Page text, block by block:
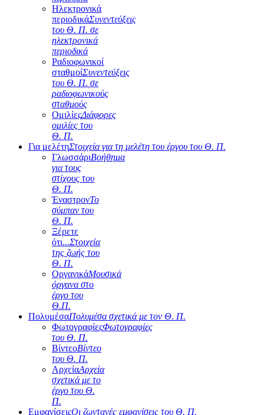
Ηλεκτρονικά
περιοδικάΣυνεντεύξεις
του Θ. Π. σε
ηλεκτρονικά
περιοδικά
Ραδιοφωνικοί
σταθμοίΣυνεντεύξεις
του Θ. Π. σε
ραδιοφωνικούς
σταθμούς
ΟμιλίεςΔιάφορες
ομιλίες του
Θ. Π.
Για μελέτηΣτοιχεία για τη μελέτη του έργου του Θ. Π.
ΓλωσσάριΒοήθημα
για τους
στίχους του
Θ. Π.
ΈναστρονΤο
σύμπαν του
Θ. Π.
Ξέρετε
ότι...Στοιχεία
της ζωής του
Θ. Π.
ΟργανικάΜουσικά
όργανα στο
έργο του
Θ.Π.
ΠολυμέσαΠολυμέσα σχετικά με τον Θ. Π.
ΦωτογραφίεςΦωτογραφίες
του Θ. Π.
ΒίντεοΒίντεο
του Θ. Π.
ΑρχείαΑρχεία
σχετικά με το
έργο του Θ.
Π.
ΕμφανίσειςΟι ζωντανές εμφανίσεις του Θ. Π.